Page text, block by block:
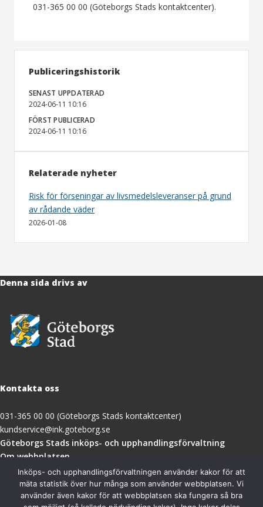
031-365 00 00 (Göteborgs Stads kontaktcenter).
Publiceringshistorik
SENAST UPPDATERAD
2024-06-11 10:16
FÖRST PUBLICERAD
2024-06-11 10:16
Relaterade nyheter
Risk för förseningar av livsmedelsleveranser på grund
av rådande väder
2026-01-08
Denna sida drivs av
Kontakta oss
031-365 00 00 (Göteborgs Stads kontaktcenter)
kundservice@ink.goteborg.se
Göteborgs Stads inköps- och upphandlingsförvaltning(öppnas
nytt
fönster)
Om webbplatsen
Tillgänglighetsredogörelse
Besöksadress
Inköps- och upphandlingsförvaltningen använder kakor för att
mäta statistik över hur många som använder webbplatsen. Vi
använder även kakor för att webbplatsen ska fungera så bra